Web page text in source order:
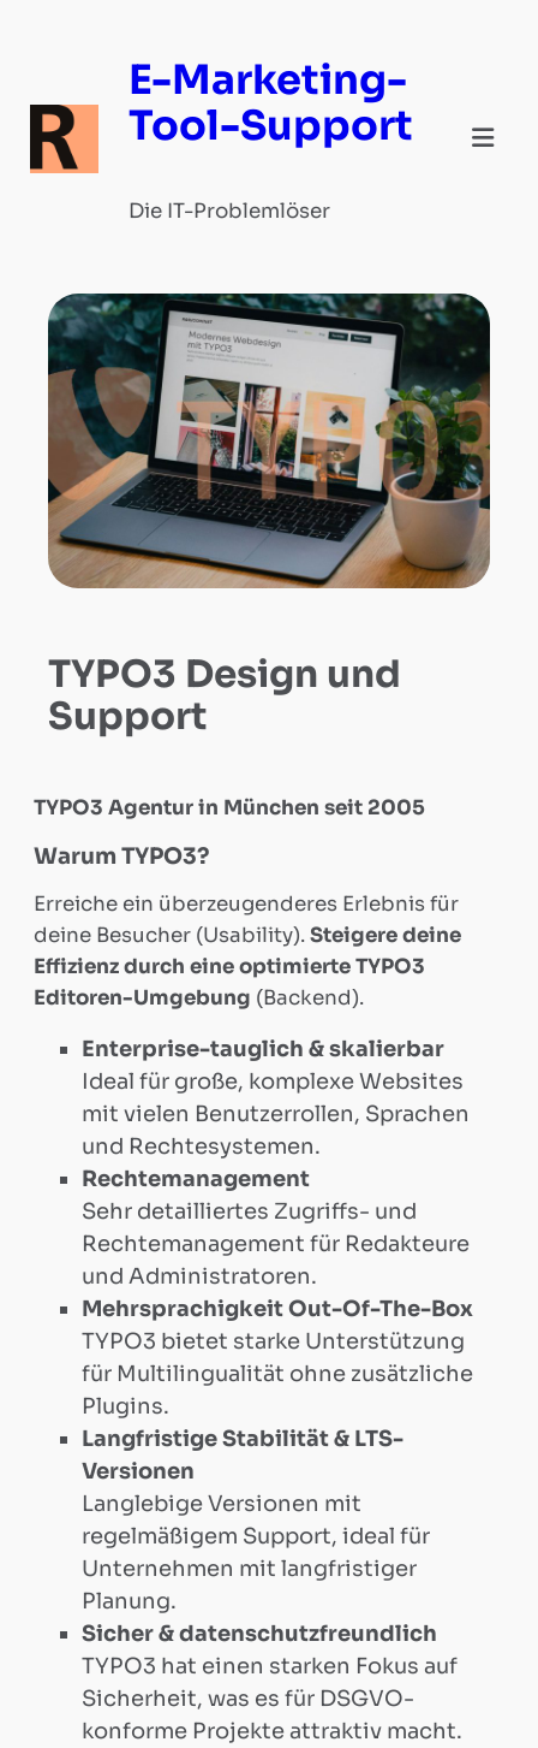
E-Marketing-
Tool-Support
Die IT-Problemlöser
TYPO3 Design und
Support
TYPO3 Agentur in München seit 2005
Warum TYPO3?
Erreiche ein überzeugenderes Erlebnis für
deine Besucher (Usability).Steigere deine
Effizienz durch eine optimierte TYPO3
Editoren-Umgebung (Backend).
Enterprise-tauglich & skalierbar
Ideal für große, komplexe Websites
mit vielen Benutzerrollen, Sprachen
und Rechtesystemen.
Rechtemanagement
Sehr detailliertes Zugriffs- und
Rechtemanagement für Redakteure
und Administratoren.
Mehrsprachigkeit Out-Of-The-Box
TYPO3 bietet starke Unterstützung
für Multilingualität ohne zusätzliche
Plugins.
Langfristige Stabilität & LTS-
Versionen
Langlebige Versionen mit
regelmäßigem Support, ideal für
Unternehmen mit langfristiger
Planung.
Sicher & datenschutzfreundlich
TYPO3 hat einen starken Fokus auf
Sicherheit, was es für DSGVO-
konforme Projekte attraktiv macht.
Landingpage-
Tool
RRCN
Mailer
Elementor
Support
Matomo
Support
Matomo